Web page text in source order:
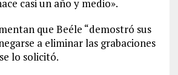
casi un año y medio».
que Beéle “demostró sus
a eliminar las grabaciones
lo solicitó.